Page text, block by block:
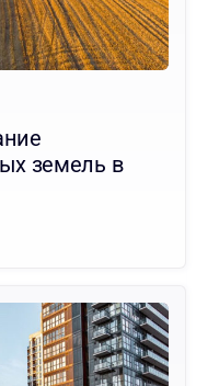
земель в